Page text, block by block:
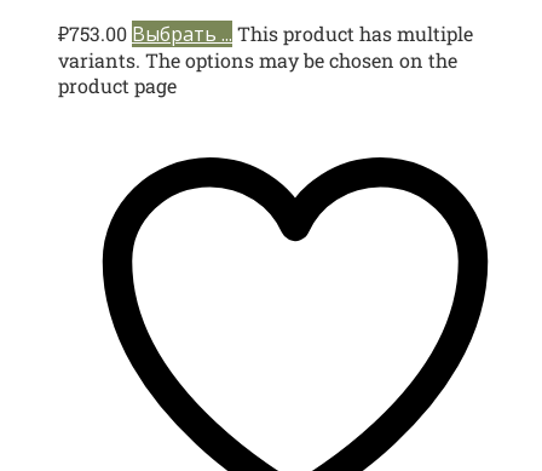
₽753.00 Выбрать ... This product has multiple
variants. The options may be chosen on the
product page